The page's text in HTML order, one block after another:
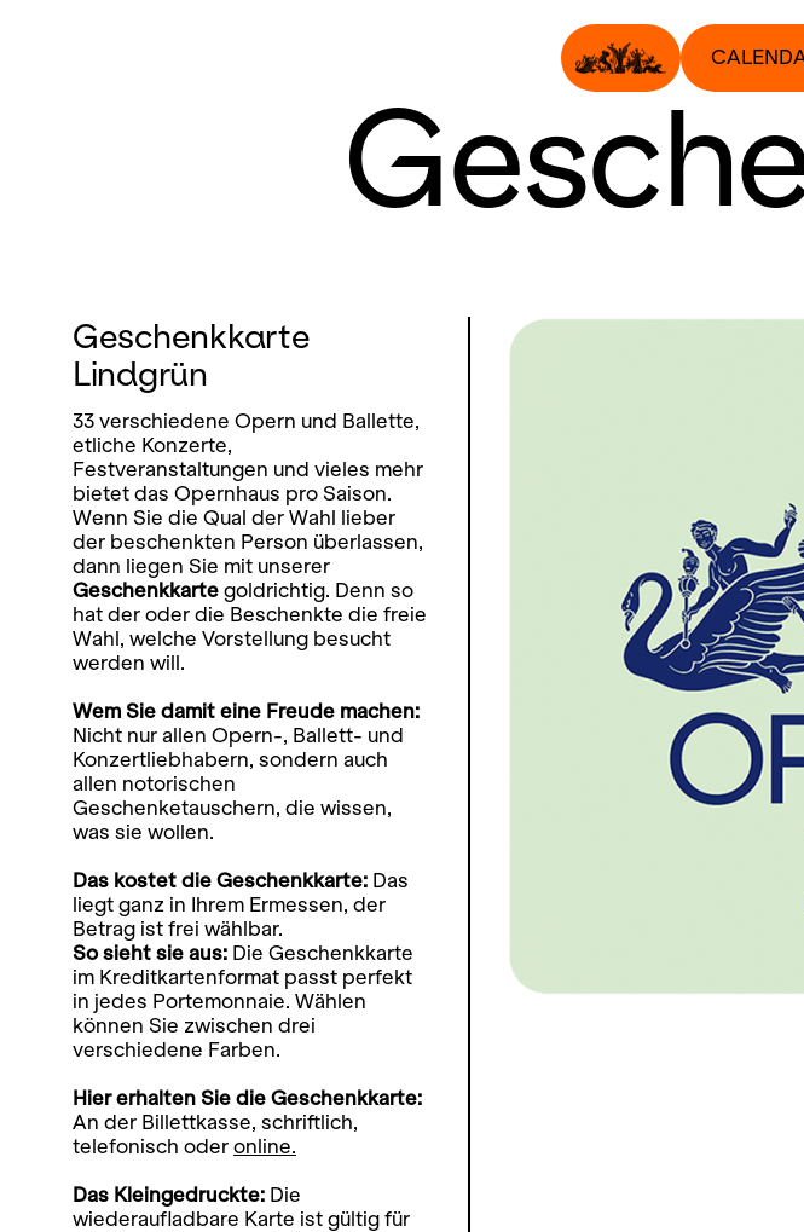
Geschenkkarte
Lindgrün
33 verschiedene Opern und Ballette,
etliche Konzerte,
Festveranstaltungen und vieles mehr
bietet das Opernhaus pro Saison.
Wenn Sie die Qual der Wahl lieber
der beschenkten Person überlassen,
dann liegen Sie mit unserer
Geschenkkarte goldrichtig. Denn so
hat der oder die Beschenkte die freie
Wahl, welche Vorstellung besucht
werden will.
Wem Sie damit eine Freude machen:
Nicht nur allen Opern-, Ballett- und
Konzertliebhabern, sondern auch
allen notorischen
Geschenketauschern, die wissen,
was sie wollen.
Das kostet die Geschenkkarte: Das
liegt ganz in Ihrem Ermessen, der
Betrag ist frei wählbar.
So sieht sie aus: Die Geschenkkarte
im Kreditkartenformat passt perfekt
in jedes Portemonnaie. Wählen
können Sie zwischen drei
verschiedene Farben.
Hier erhalten Sie die Geschenkkarte:
An der Billettkasse, schriftlich,
telefonisch oder online.
Das Kleingedruckte: Die
wiederaufladbare Karte ist gültig für